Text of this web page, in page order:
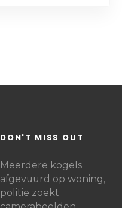
DON'T MISS OUT
Meerdere kogels
afgevuurd op woning,
politie zoekt